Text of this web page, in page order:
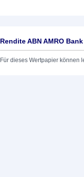
Rendite ABN AMRO
Für dieses Wertpapier können